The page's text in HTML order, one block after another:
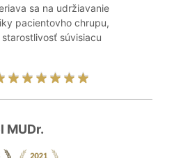
sa na udržiavanie
pacientovho chrupu,
súvisiacu
MUDr.